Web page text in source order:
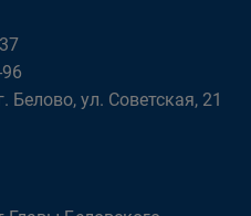
Белово, ул. Советская, 21